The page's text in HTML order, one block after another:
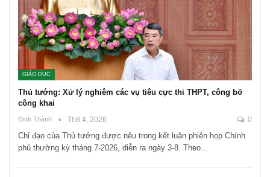
GIÁO DỤC
Thủ tướng: Xử lý nghiêm các vụ tiêu cực thi THPT, công bố
công khai
Đinh Thành Th8 4, 2026 0
Chỉ đạo của Thủ tướng được nêu trong kết luận phiên họp Chính
phủ thường kỳ tháng 7-2026, diễn ra ngày 3-8. Theo…